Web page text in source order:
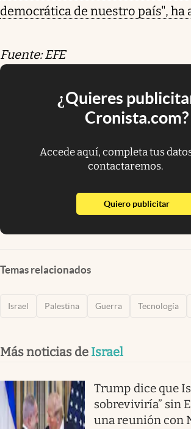
democrática de nuestro país", ha
Fuente: EFE
¿Quieres
Cronista.com?
Accede aquí, completa tus
contactaremos.
Quiero publicitarabre
Temas relacionados
Israel Palestina Guerra Tecnología
Más noticias de Israel
Trump dice que
sobreviviría” sin
una reunión con